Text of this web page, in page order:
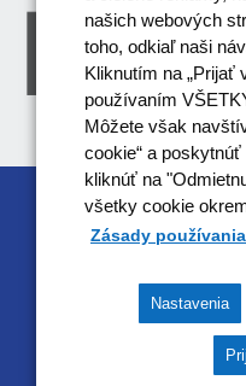
RIADIACIM
PROGRAMU
Tento projekt je
našich webových
toho, odkiaľ naši
Kliknutím na „Prijať
používaním
Môžete však
cookie“ a
kliknúť na
všetky cookie
Zásady
Nastavenia